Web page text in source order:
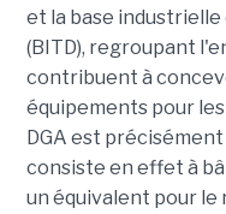
et la base
(BITD), regroupant
contribuent à
équipements pour
DGA est
consiste en effet à
un équivalent pour le